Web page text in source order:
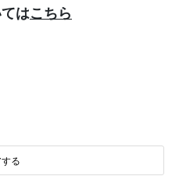
はこちら
る